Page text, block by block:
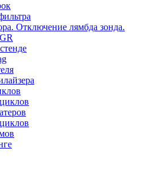
Отключение лямбда зонда.